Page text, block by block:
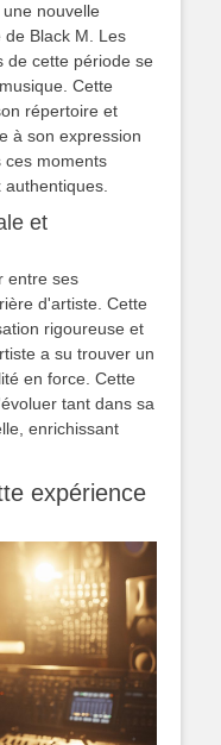
nouvelle
Black M. Les
de cette période se
Cette
répertoire et
à son expression
ces moments
authentiques.
et
entre ses
d'artiste. Cette
rigoureuse et
a su trouver un
en force. Cette
tant dans sa
enrichissant
expérience